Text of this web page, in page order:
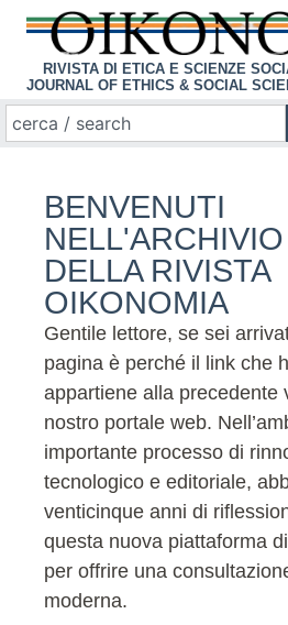
RIVISTA DI ETICA E SCIENZE
JOURNAL OF ETHICS & SOCIAL
BENVENUTI
DELLA RIVISTA
OIKONOMIA
Gentile lettore, se sei
pagina è perché il link che
appartiene alla precedente
nostro portale web.
importante processo di
tecnologico e editoriale,
venticinque anni di
questa nuova piattaforma
per offrire una
moderna.